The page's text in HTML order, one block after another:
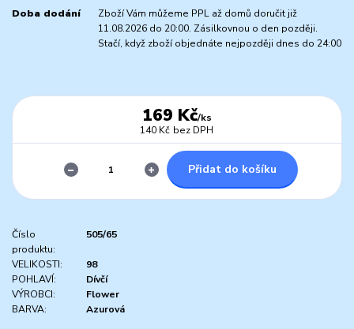
Doba dodání
Zboží Vám můžeme PPL až domů doručit již
11.08.2026 do 20:00. Zásilkovnou o den později.
Stačí, když zboží objednáte nejpozději dnes do 24:00
169 Kč/ks
140 Kč bez DPH
Přidat do košíku
Číslo
produktu:
505/65
VELIKOSTI:
98
POHLAVÍ:
Dívčí
VÝROBCI:
Flower
BARVA:
Azurová